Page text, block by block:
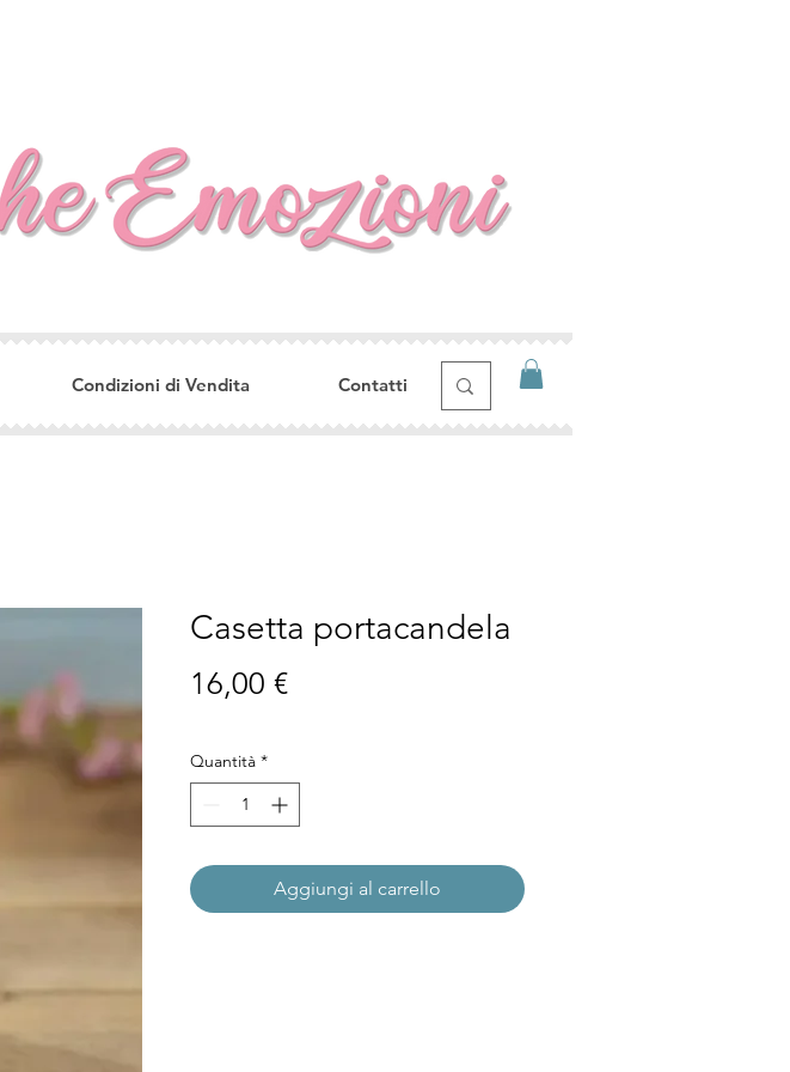
Condizioni di Vendita Contatti
Casetta portacandela
16,00 €Prezzo
Quantità *
Aggiungi al carrello